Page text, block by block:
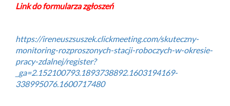
Link do formularza zgłoszeń
https://ireneuszsuszek.clickmeeting.com/skuteczny-
monitoring-rozproszonych-stacji-roboczych-w-okresie-
pracy-zdalnej/register?
_ga=2.152100793.1893738892.1603194169-
338995076.1600717480